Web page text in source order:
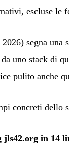
escluse le
segna una
uno stack di
pulito anche
concreti dello
jls42.org in 14